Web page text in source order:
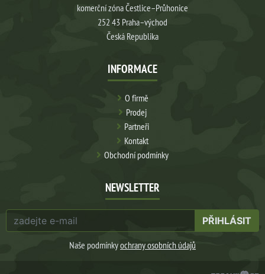
komerční zóna Čestlice–Průhonice
252 43 Praha–východ
Česká Republika
INFORMACE
O firmě
Prodej
Partneři
Kontakt
Obchodní podmínky
NEWSLETTER
PŘIHLÁSIT
Naše podmínkyochrany osobních údajů